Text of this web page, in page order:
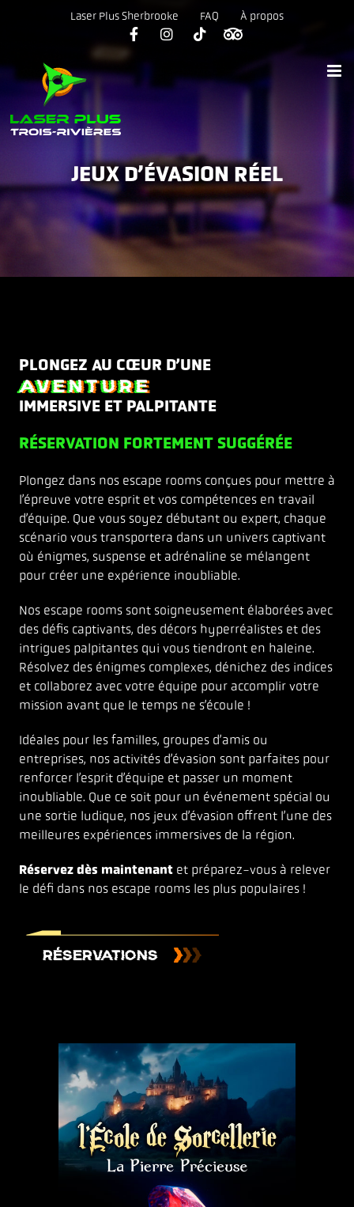
Laser Plus Sherbrooke FAQ À propos
JEUX D’ÉVASION RÉEL
PLONGEZ AU CŒUR D’UNE
AVENTURE
IMMERSIVE ET PALPITANTE
RÉSERVATION FORTEMENT SUGGÉRÉE
Plongez dans nos escape rooms conçues pour mettre à
l’épreuve votre esprit et vos compétences en travail
d’équipe. Que vous soyez débutant ou expert, chaque
scénario vous transportera dans un univers captivant
où énigmes, suspense et adrénaline se mélangent
pour créer une expérience inoubliable.
Nos escape rooms sont soigneusement élaborées avec
des défis captivants, des décors hyperréalistes et des
intrigues palpitantes qui vous tiendront en haleine.
Résolvez des énigmes complexes, dénichez des indices
et collaborez avec votre équipe pour accomplir votre
mission avant que le temps ne s’écoule !
Idéales pour les familles, groupes d’amis ou
entreprises, nos activités d’évasion sont parfaites pour
renforcer l’esprit d’équipe et passer un moment
inoubliable. Que ce soit pour un événement spécial ou
une sortie ludique, nos jeux d’évasion offrent l’une des
meilleures expériences immersives de la région.
Réservez dès maintenantet préparez-vous à relever
le défi dans nos escape rooms les plus populaires !
RÉSERVATIONS